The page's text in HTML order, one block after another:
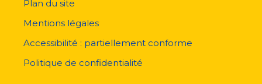
pied
page
Plan du site
Mentions légales
Accessibilité : partiellement conforme
Politique de confidentialité